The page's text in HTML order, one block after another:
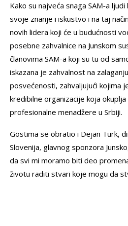
Kako su najveća snaga SAM-a
svoje znanje i iskustvo i na taj
novih lidera koji će u budućnosti
posebne zahvalnice na Junskom
članovima SAM-a koji su tu od
iskazana je zahvalnost na
posvećenosti, zahvaljujući kojima
kredibilne organizacije koja
profesionalne menadžere u Srbiji.
Gostima se obratio i Dejan Turk,
Slovenija, glavnog sponzora
da svi mi moramo biti deo
životu raditi stvari koje mogu da